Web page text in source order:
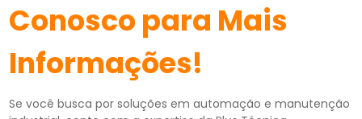
Conosco para Mais
Informações!
Se você busca por soluções em automação e manutenção